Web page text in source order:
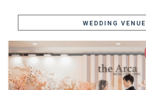
WEDDING VENUE